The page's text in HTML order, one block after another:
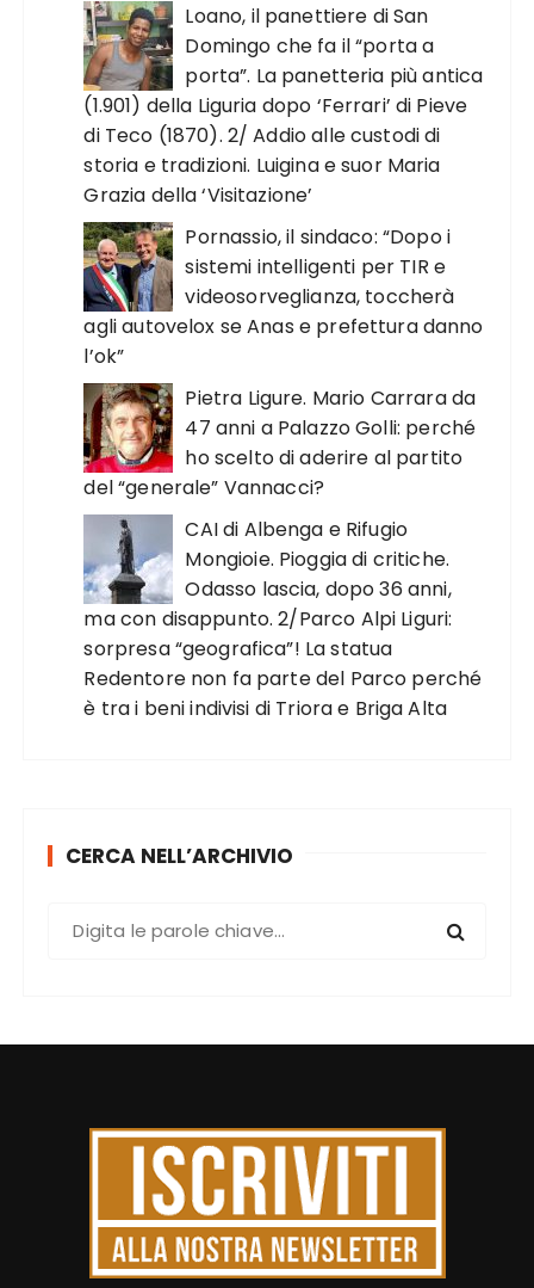
Loano, il panettiere di San
Domingo che fa il “porta a
porta”. La panetteria più antica
(1.901) della Liguria dopo ‘Ferrari’ di Pieve
di Teco (1870). 2/ Addio alle custodi di
storia e tradizioni. Luigina e suor Maria
Grazia della ‘Visitazione’
Pornassio, il sindaco: “Dopo i
sistemi intelligenti per TIR e
videosorveglianza, toccherà
agli autovelox se Anas e prefettura danno
l’ok”
Pietra Ligure. Mario Carrara da
47 anni a Palazzo Golli: perché
ho scelto di aderire al partito
del “generale” Vannacci?
CAI di Albenga e Rifugio
Mongioie. Pioggia di critiche.
Odasso lascia, dopo 36 anni,
ma con disappunto. 2/Parco Alpi Liguri:
sorpresa “geografica”! La statua
Redentore non fa parte del Parco perché
è tra i beni indivisi di Triora e Briga Alta
CERCA NELL’ARCHIVIO